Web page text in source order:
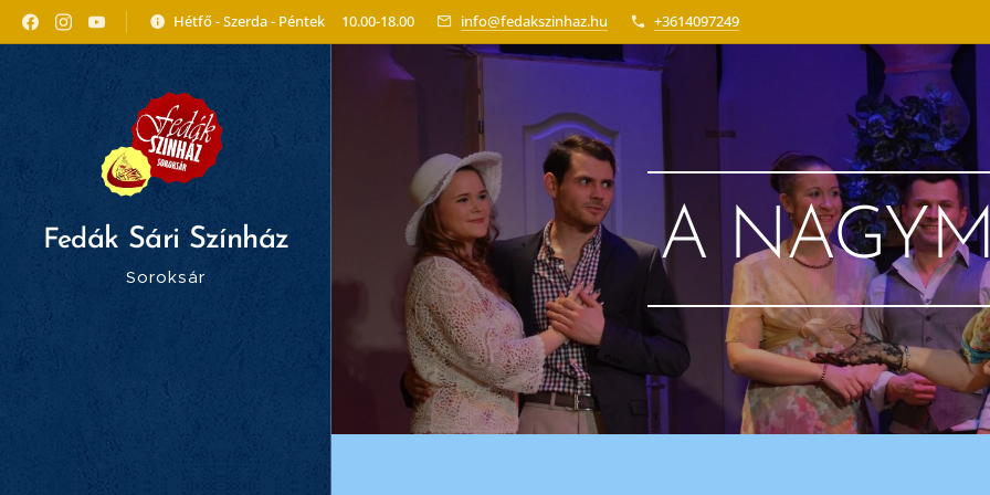
Hétfő - Szerda - Péntek 10.00-18.00 info@fedakszinhaz.hu +3614097249
Fedák Sári Színház
Soroksár
A